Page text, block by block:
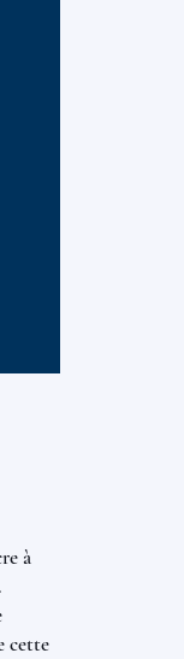
à
cette